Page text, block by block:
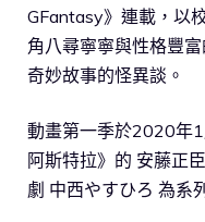
GFantasy》連載，以
角八尋寧寧與性格豐
奇妙故事的怪異談。
動畫第一季於2020年
阿斯特拉》的 安藤正
劇 中西やすひろ 為系